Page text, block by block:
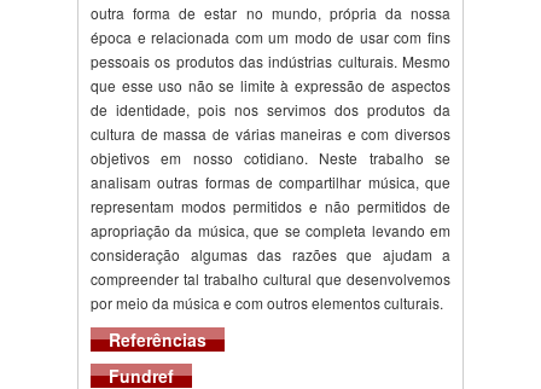
outra forma de estar no mundo, própria da nossa
época e relacionada com um modo de usar com fins
pessoais os produtos das indústrias culturais. Mesmo
que esse uso não se limite à expressão de aspectos
de identidade, pois nos servimos dos produtos da
cultura de massa de várias maneiras e com diversos
objetivos em nosso cotidiano. Neste trabalho se
analisam outras formas de compartilhar música, que
representam modos permitidos e não permitidos de
apropriação da música, que se completa levando em
consideração algumas das razões que ajudam a
compreender tal trabalho cultural que desenvolvemos
por meio da música e com outros elementos culturais.
Referências
Fundref